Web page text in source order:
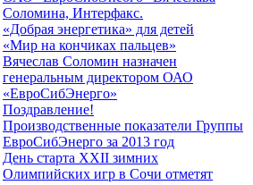
Соломина, Интерфакс.
«Добрая энергетика» для детей
«Мир на кончиках пальцев»
Вячеслав Соломин назначен
генеральным директором ОАО
«ЕвроСибЭнерго»
Поздравление!
Производственные показатели Группы
ЕвроСибЭнерго за 2013 год
День старта XXII зимних
Олимпийских игр в Сочи отметят